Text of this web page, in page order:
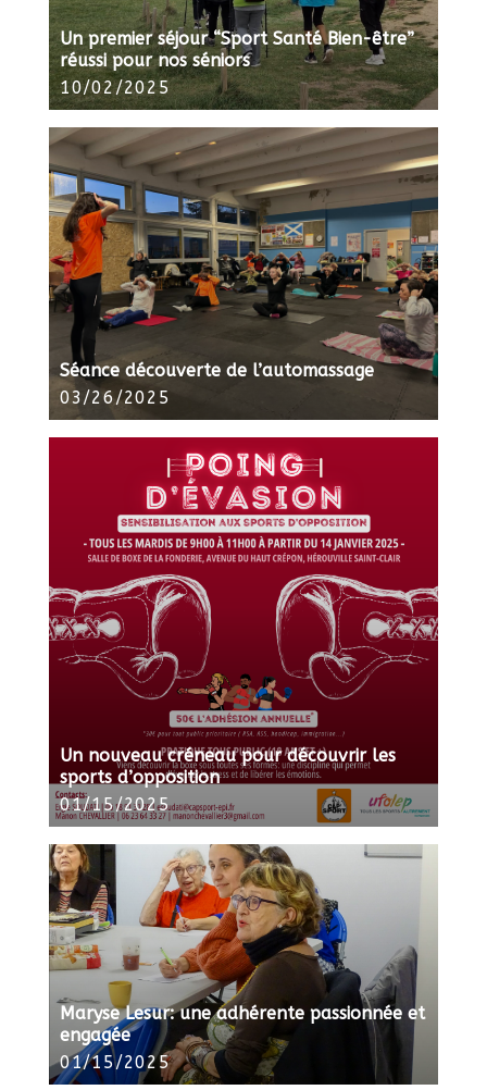
Un premier séjour “Sport Santé Bien-être”
réussi pour nos séniors
10/02/2025
Séance découverte de l’automassage
03/26/2025
Un nouveau créneau pour découvrir les
sports d’opposition
01/15/2025
Maryse Lesur: une adhérente passionnée et
engagée
01/15/2025